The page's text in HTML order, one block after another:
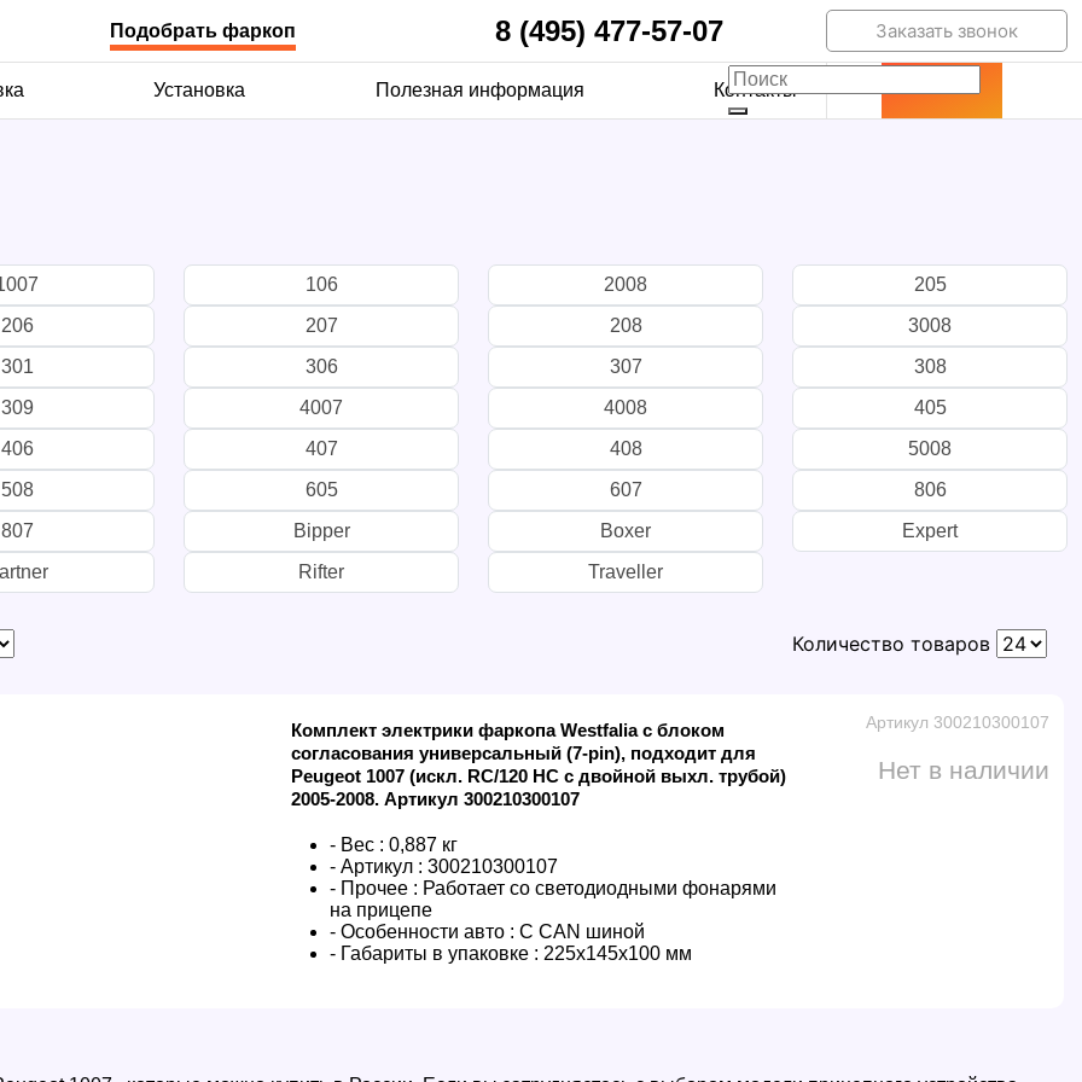
Подобрать фаркоп 8 (495) 477-57-07 Заказать звонок
Установка Полезная информация Контакты
106 2008
205
206
207 208
3008
301
306 307
308
309
4007 4008
405
406
407 408
5008
508
605 607
806
807
Bipper Boxer
Expert
Rifter Traveller
Количество товаров
Комплект электрики фаркопа Westfalia с блоком
согласования универсальный (7-pin), подходит для
Peugeot 1007 (искл. RC/120 HC с двойной выхл. трубой)
2005-2008. Артикул 300210300107
- Вес : 0,887 кг
- Артикул : 300210300107
- Прочее : Работает со светодиодными фонарями
на прицепе
- Особенности авто : С CAN шиной
- Габариты в упаковке : 225x145x100 мм
Артикул 300210300107
Нет в наличии